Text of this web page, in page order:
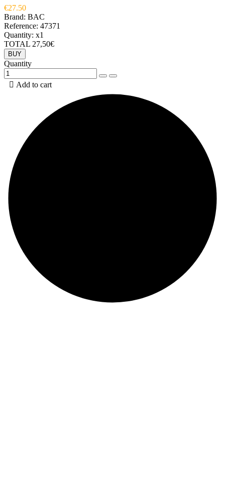
€27.50
Brand: BAC
Reference: 47371
Quantity: x1
TOTAL 27,50€
BUY
Quantity
 Add to cart